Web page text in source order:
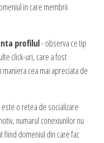
in care membrii
profilul- observa ce tip
click-uri, care a fost
cea mai apreciata de
o retea de socializare
numarul conexiunilor nu
fiind domeniul din care fac